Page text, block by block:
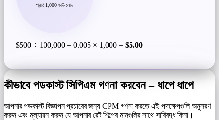
প্রতি 1,000 ডাউনলোড
$500 ÷ 100,000 = 0.005 × 1,000 = $5.00
কীভাবে পডকাস্ট সিপিএম গণনা করবেন – ধাপে ধাপে
আপনার পডকাস্ট বিজ্ঞাপন প্রচারের জন্য CPM গণনা করতে এই পদক্ষেপগুলি অনুসরণ
করুন এবং মূল্যায়ন করুন যে আপনার রেট শিল্পের মানগুলির সাথে সারিবদ্ধ কিনা।